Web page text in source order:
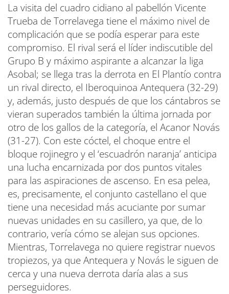
La visita del cuadro cidiano al pabellón Vicente
Trueba de Torrelavega tiene el máximo nivel de
complicación que se podía esperar para este
compromiso. El rival será el líder indiscutible del
Grupo B y máximo aspirante a alcanzar la liga
Asobal; se llega tras la derrota en El Plantío contra
un rival directo, el Iberoquinoa Antequera (32-29)
y, además, justo después de que los cántabros se
vieran superados también la última jornada por
otro de los gallos de la categoría, el Acanor Novás
(31-27). Con este cóctel, el choque entre el
bloque rojinegro y el ‘escuadrón naranja’ anticipa
una lucha encarnizada por dos puntos vitales
para las aspiraciones de ascenso. En esa pelea,
es, precisamente, el conjunto castellano el que
tiene una necesidad más acuciante por sumar
nuevas unidades en su casillero, ya que, de lo
contrario, vería cómo se alejan sus opciones.
Mientras, Torrelavega no quiere registrar nuevos
tropiezos, ya que Antequera y Novás le siguen de
cerca y una nueva derrota daría alas a sus
perseguidores.